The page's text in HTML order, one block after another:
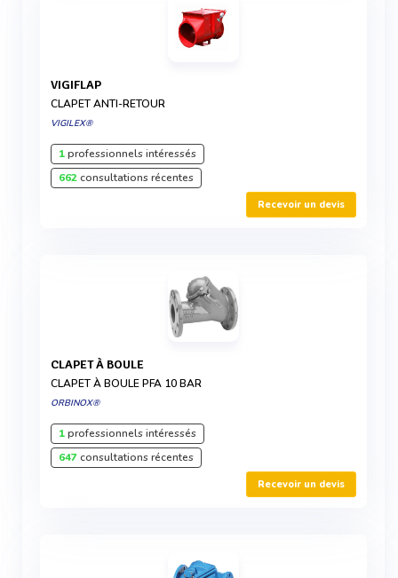
VIGIFLAP
CLAPET ANTI-RETOUR
VIGILEX®
1professionnels intéressés
662consultations récentes
Recevoir un devis
CLAPET À BOULE
CLAPET À BOULE PFA 10 BAR
ORBINOX®
1professionnels intéressés
647consultations récentes
Recevoir un devis